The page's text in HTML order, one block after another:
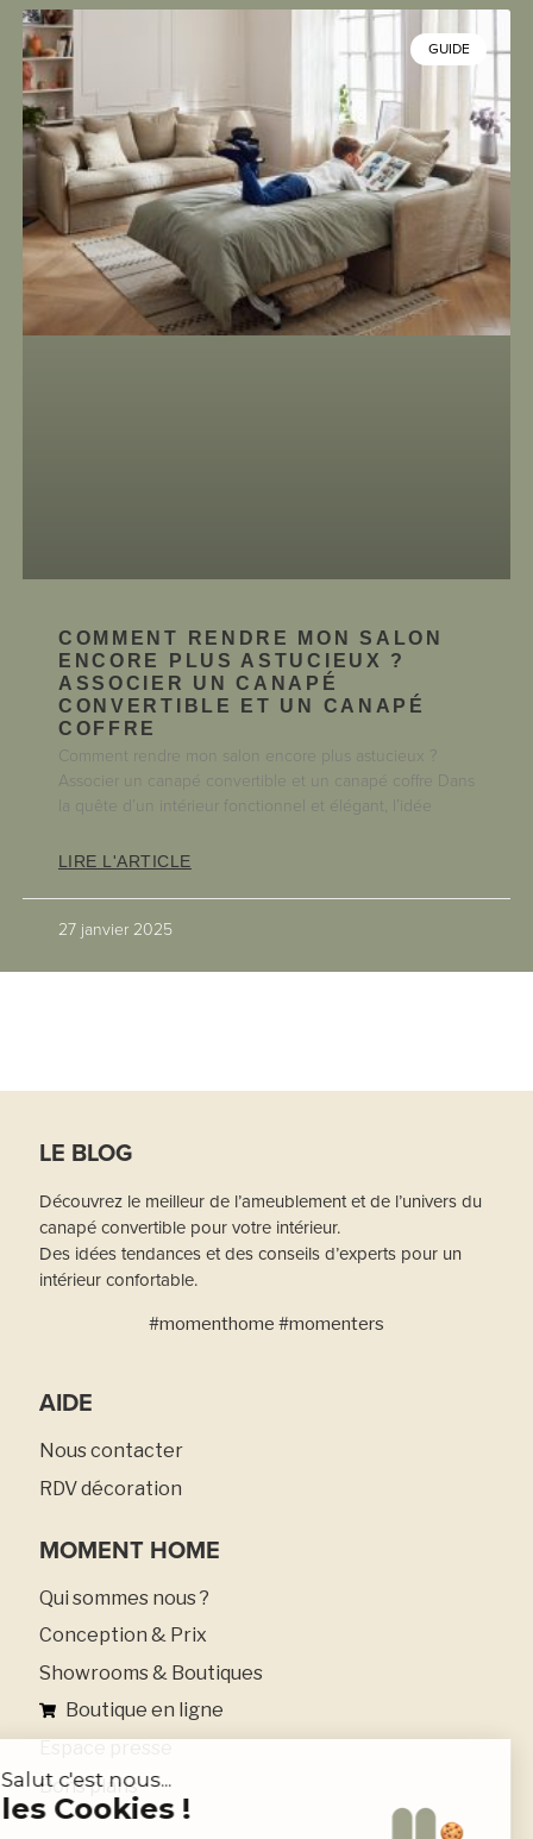
GUIDE
COMMENT RENDRE MON SALON
ENCORE PLUS ASTUCIEUX ?
ASSOCIER UN CANAPÉ
CONVERTIBLE ET UN CANAPÉ
COFFRE
Comment rendre mon salon encore plus astucieux ?
Associer un canapé convertible et un canapé coffre Dans
la quête d’un intérieur fonctionnel et élégant, l’idée
LIRE L'ARTICLE
27 janvier 2025
LE BLOG
Découvrez le meilleur de l’ameublement et de l’univers du
canapé convertible pour votre intérieur.
Des idées tendances et des conseils d’experts pour un
intérieur confortable.
#momenthome #momenters
AIDE
Nous contacter
RDV décoration
MOMENT HOME
Qui sommes nous ?
Conception & Prix
Showrooms & Boutiques
Boutique en ligne
Bons plans